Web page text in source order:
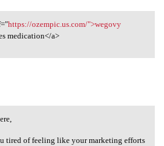
ozempic.us
https://ozempic.us.com/">wegovy
medication</a>
tired of feeling like your marketing efforts